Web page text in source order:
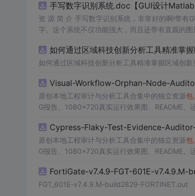
手写数字识别系统.doc【GUI设计Matlab
资 源 简 介 手写数字识别系统，非常好的啊!带有
字。这个系统不仅功能强大，而且还带有直观的
便和实用的工具，你一定会喜欢它的！
如何通过区域科技创新分析工具精准掌
如何通过区域科技创新分析工具精准掌握区域创
Visual-Workflow-Orphan-Node-
原创本地工程审计与分析工具合集中的独立资源包
G报告、1080×720真实运行效果图、README
源码、Logo、官方截图、论文、生产日志或其他
Cypress-Flaky-Test-Evidence-
原创本地工程审计与分析工具合集中的独立资源包
G报告、1080×720真实运行效果图、README
源码、Logo、官方截图、论文、生产日志或其他
FortiGate-v7.4.9-FGT-601E-v7.4.9.M-
FGT_601E-v7.4.9.M-build2829-FORTINET.out